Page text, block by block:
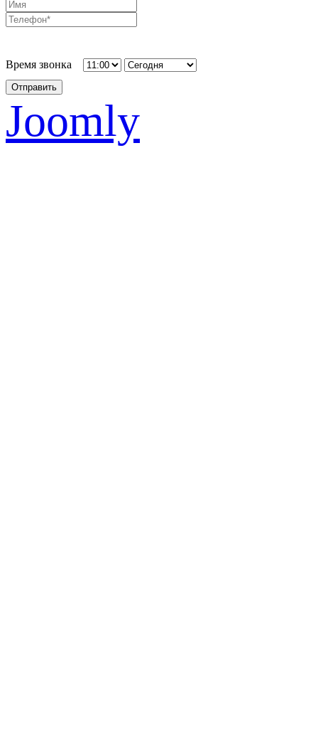
Время звонка
Отправить
Joomly